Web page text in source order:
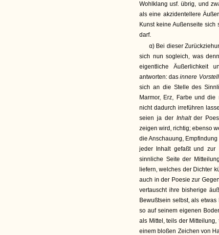
Wohlklang usf. übrig, und
als eine akzidentellere
Kunst keine Außenseite
darf.
α) Bei dieser
sich nun sogleich, was
eigentliche Äußerlichkeit
antworten: dasinnere
sich an die Stelle des
Marmor, Erz, Farbe und
nicht dadurch irreführen
seien ja der Inhaltder
zeigen wird, richtig; ebenso
die Anschauung,
jeder Inhalt gefaßt und zur
sinnliche Seite der
liefern, welches der Dichter
auch in der Poesie zur
vertauscht ihre bisherige
Bewußtsein selbst, als
so auf seinem eigenen
als Mittel, teils der
einem bloßen Zeichen von